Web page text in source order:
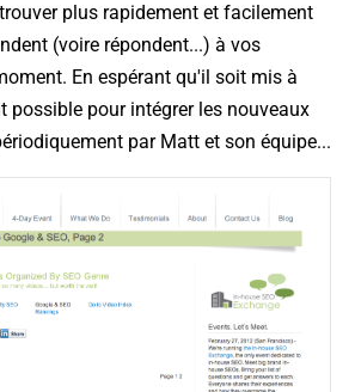
plus rapidement et facilement
(voire répondent...) à vos
En espérant qu'il soit mis à
possible pour intégrer les nouveaux
par Matt et son équipe...